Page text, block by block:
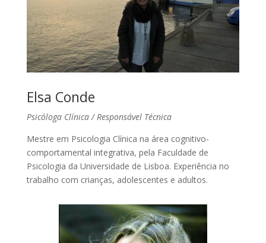
Elsa Conde
Psicóloga Clínica / Responsável Técnica
Mestre em Psicologia Clínica na área cognitivo-
comportamental integrativa, pela Faculdade de
Psicologia da Universidade de Lisboa. Experiência no
trabalho com crianças, adolescentes e adultos.